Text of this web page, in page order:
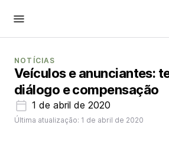
NOTÍCIAS
Veículos e anunciantes:
diálogo e compensação
1 de abril de 2020
Última atualização: 1 de abril de 2020